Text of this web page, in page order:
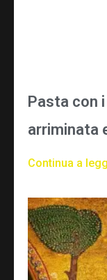
Pasta con
arriminata
Continua a